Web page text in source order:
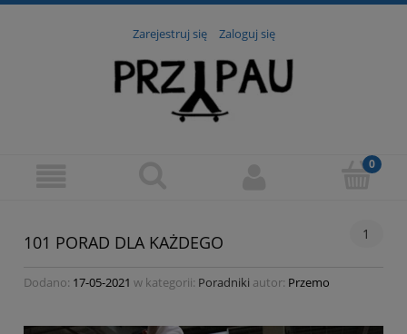
Zarejestruj się Zaloguj się
101 PORAD DLA KAŻDEGO 1
Dodano: 17-05-2021 w kategorii: Poradniki autor: Przemo